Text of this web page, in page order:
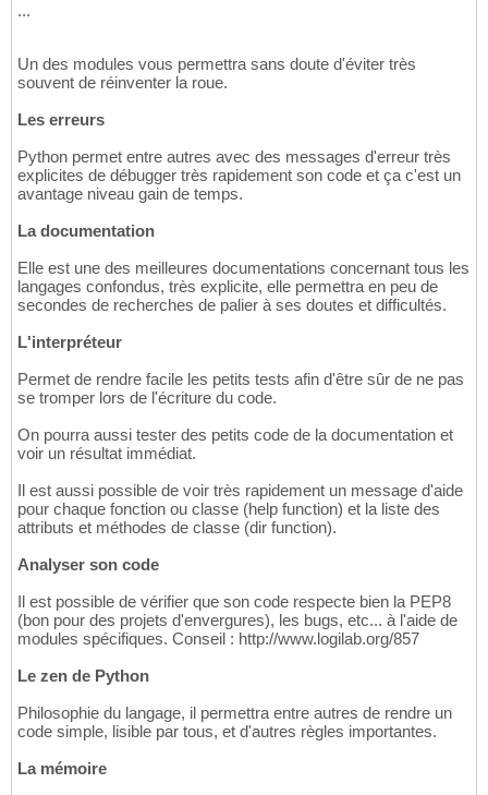
...
Un des modules vous permettra sans doute d'éviter très
souvent de réinventer la roue.
Les erreurs
Python permet entre autres avec des messages d'erreur très
explicites de débugger très rapidement son code et ça c'est un
avantage niveau gain de temps.
La documentation
Elle est une des meilleures documentations concernant tous les
langages confondus, très explicite, elle permettra en peu de
secondes de recherches de palier à ses doutes et difficultés.
L'interpréteur
Permet de rendre facile les petits tests afin d'être sûr de ne pas
se tromper lors de l'écriture du code.
On pourra aussi tester des petits code de la documentation et
voir un résultat immédiat.
Il est aussi possible de voir très rapidement un message d'aide
pour chaque fonction ou classe (help function) et la liste des
attributs et méthodes de classe (dir function).
Analyser son code
Il est possible de vérifier que son code respecte bien la PEP8
(bon pour des projets d'envergures), les bugs, etc... à l'aide de
modules spécifiques. Conseil : http://www.logilab.org/857
Le zen de Python
Philosophie du langage, il permettra entre autres de rendre un
code simple, lisible par tous, et d'autres règles importantes.
La mémoire